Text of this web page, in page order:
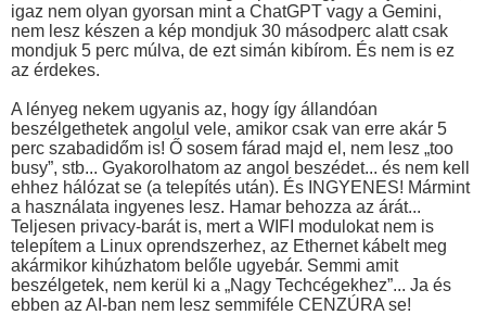
igaz nem olyan gyorsan mint a ChatGPT vagy a Gemini,
nem lesz készen a kép mondjuk 30 másodperc alatt csak
mondjuk 5 perc múlva, de ezt simán kibírom. És nem is ez
az érdekes.
A lényeg nekem ugyanis az, hogy így állandóan
beszélgethetek angolul vele, amikor csak van erre akár 5
perc szabadidőm is! Ő sosem fárad majd el, nem lesz „too
busy”, stb... Gyakorolhatom az angol beszédet... és nem kell
ehhez hálózat se (a telepítés után). És INGYENES! Mármint
a használata ingyenes lesz. Hamar behozza az árát...
Teljesen privacy-barát is, mert a WIFI modulokat nem is
telepítem a Linux oprendszerhez, az Ethernet kábelt meg
akármikor kihúzhatom belőle ugyebár. Semmi amit
beszélgetek, nem kerül ki a „Nagy Techcégekhez”... Ja és
ebben az AI-ban nem lesz semmiféle CENZÚRA se!